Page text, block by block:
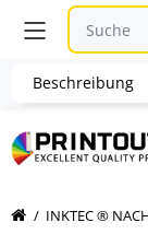
INKTEC ®
Beschreibung